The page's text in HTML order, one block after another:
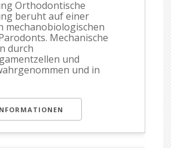
Orthodontische
beruht auf einer
mechanobiologischen
Mechanische
durch
und
und in